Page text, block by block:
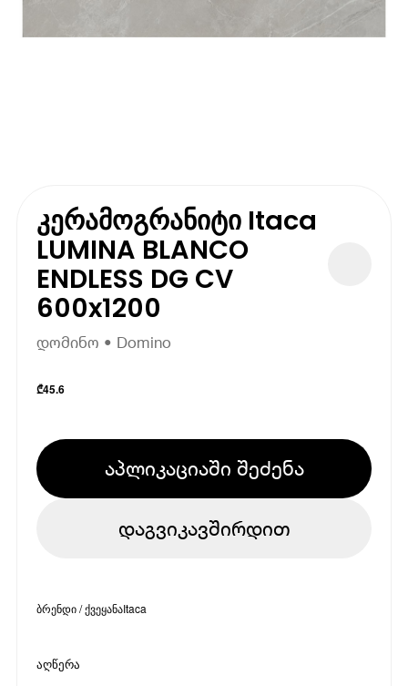
კერამოგრანიტი Itaca
LUMINA BLANCO
ENDLESS DG CV
600x1200
დომინო • Domino
₾45.6
აპლიკაციაში შეძენა
დაგვიკავშირდით
ბრენდი / ქვეყანაItaca
აღწერა